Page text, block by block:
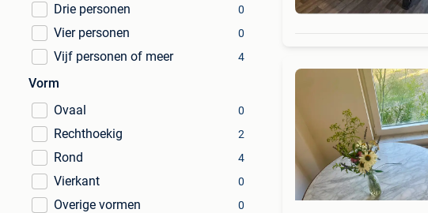
Drie personen 0
Vier personen 0
Vijf personen of meer 4
Vorm
Ovaal
0
Rechthoekig 2
Rond 4
Vierkant 0
Overige vormen 0